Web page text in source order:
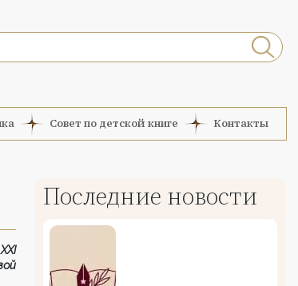
Совет по детской книге Контакты
Последние новости